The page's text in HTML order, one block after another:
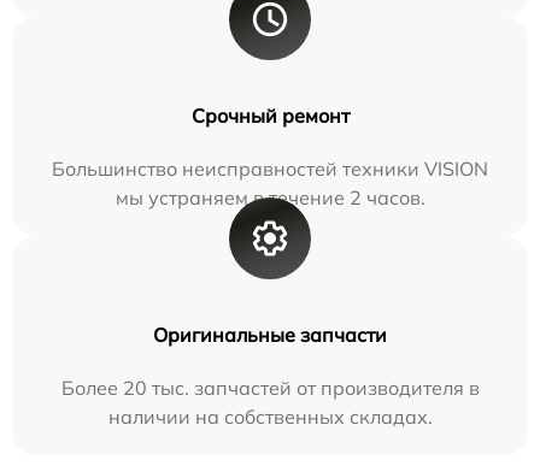
Срочный ремонт
Большинство неисправностей техники VISION
мы устраняем в течение 2 часов.
Оригинальные запчасти
Более 20 тыс. запчастей от производителя в
наличии на собственных складах.